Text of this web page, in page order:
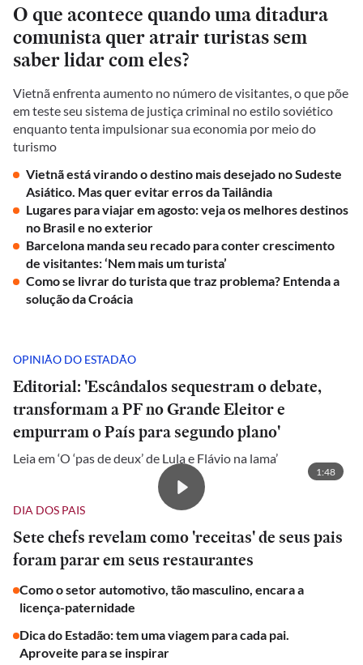
O que acontece quando uma ditadura
comunista quer atrair turistas sem
saber lidar com eles?
Vietnã enfrenta aumento no número de visitantes, o que põe
em teste seu sistema de justiça criminal no estilo soviético
enquanto tenta impulsionar sua economia por meio do
turismo
Vietnã está virando o destino mais desejado no Sudeste
Asiático. Mas quer evitar erros da Tailândia
Lugares para viajar em agosto: veja os melhores destinos
no Brasil e no exterior
Barcelona manda seu recado para conter crescimento
de visitantes: ‘Nem mais um turista’
Como se livrar do turista que traz problema? Entenda a
solução da Croácia
OPINIÃO DO ESTADÃO
Editorial: 'Escândalos sequestram o debate,
transformam a PF no Grande Eleitor e
empurram o País para segundo plano'
Leia em ‘O ‘pas de deux’ de Lula e Flávio na lama’
1:48
DIA DOS PAIS
Sete chefs revelam como 'receitas' de seus pais
foram parar em seus restaurantes
Como o setor automotivo, tão masculino, encara a
licença-paternidade
Dica do Estadão: tem uma viagem para cada pai.
Aproveite para se inspirar